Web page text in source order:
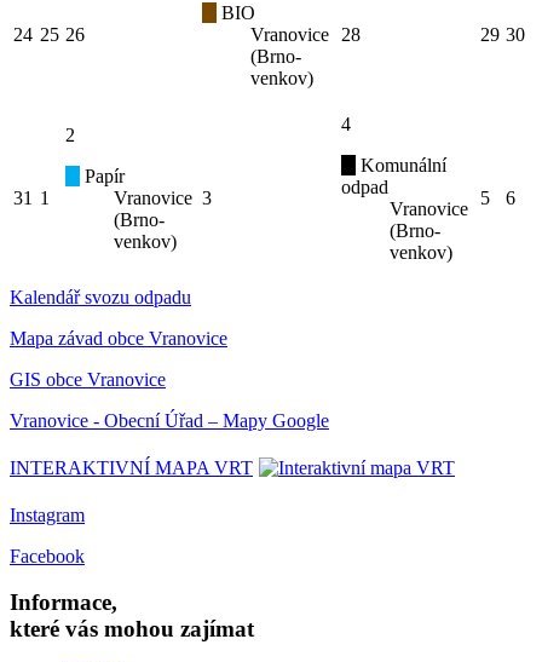
24 25 26
BIO
Vranovice
(Brno-
venkov)
28 29 30
31 1
2
Papír
Vranovice
(Brno-
venkov)
3
4
Komunální
odpad
Vranovice
(Brno-
venkov)
5 6
Kalendář svozu odpadu
Mapa závad obce Vranovice
GIS obce Vranovice
Vranovice - Obecní Úřad – Mapy Google
INTERAKTIVNÍ MAPA VRT
Instagram
Facebook
Informace,
které vás mohou zajímat